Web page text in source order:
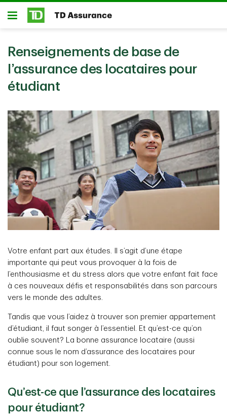
Passer au contenu principal
Ouvert
Renseignements de base de
l’assurance des locataires pour
étudiant
Votre enfant part aux études. Il s’agit d’une étape
importante qui peut vous provoquer à la fois de
l’enthousiasme et du stress alors que votre enfant fait face
à ces nouveaux défis et responsabilités dans son parcours
vers le monde des adultes.
Tandis que vous l’aidez à trouver son premier appartement
d’étudiant, il faut songer à l’essentiel. Et qu’est-ce qu’on
oublie souvent? La bonne assurance locataire (aussi
connue sous le nom d’assurance des locataires pour
étudiant) pour son logement.
Qu’est-ce que l’assurance des locataires
pour étudiant?